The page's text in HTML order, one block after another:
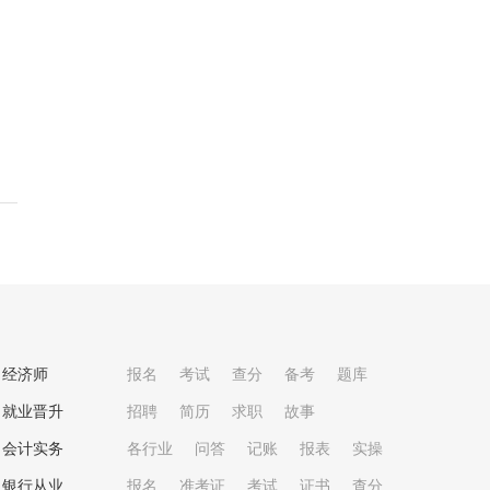
经济师 报名 考试 查分 备考 题库
就业晋升 招聘 简历 求职 故事
会计实务 各行业 问答 记账 报表 实操
银行从业 报名 准考证 考试 证书 查分